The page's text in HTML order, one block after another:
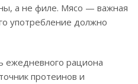
а не филе. Мясо — важная
употребление должно
ежедневного рациона
протеинов и